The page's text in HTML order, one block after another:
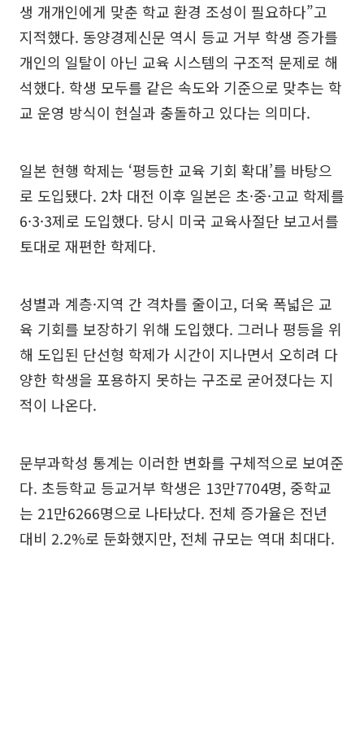
생 개개인에게 맞춘 학교 환경 조성이 필요하다”고
지적했다. 동양경제신문 역시 등교 거부 학생 증가를
개인의 일탈이 아닌 교육 시스템의 구조적 문제로 해
석했다. 학생 모두를 같은 속도와 기준으로 맞추는 학
교 운영 방식이 현실과 충돌하고 있다는 의미다.
일본 현행 학제는 ‘평등한 교육 기회 확대’를 바탕으
로 도입됐다. 2차 대전 이후 일본은 초·중·고교 학제를
6·3·3제로 도입했다. 당시 미국 교육사절단 보고서를
토대로 재편한 학제다.
성별과 계층·지역 간 격차를 줄이고, 더욱 폭넓은 교
육 기회를 보장하기 위해 도입했다. 그러나 평등을 위
해 도입된 단선형 학제가 시간이 지나면서 오히려 다
양한 학생을 포용하지 못하는 구조로 굳어졌다는 지
적이 나온다.
문부과학성 통계는 이러한 변화를 구체적으로 보여준
다. 초등학교 등교거부 학생은 13만7704명, 중학교
는 21만6266명으로 나타났다. 전체 증가율은 전년
대비 2.2%로 둔화했지만, 전체 규모는 역대 최대다.